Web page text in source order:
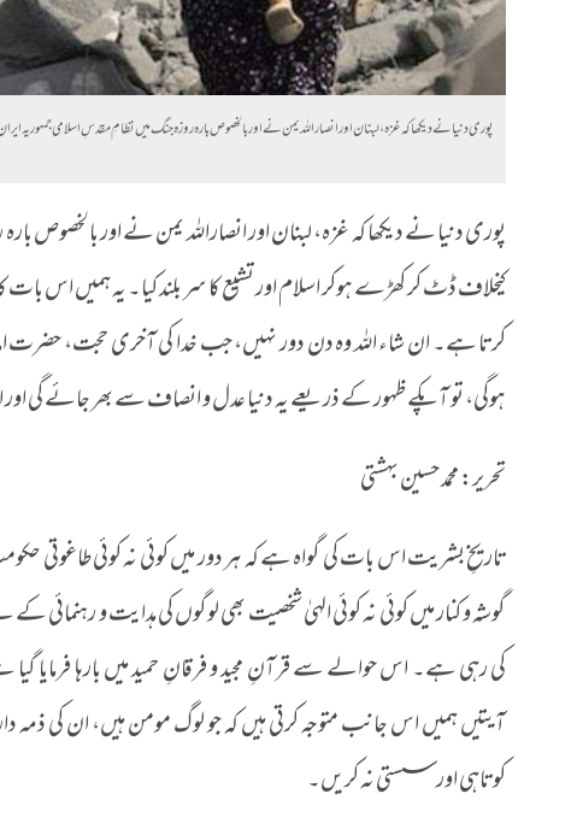
پوری دنیا نے دیکھا کہ غزہ، لبنان اور انصاراللہ یمن نے اور بالخصوص بارہ روزہ جنگ میں نظامِ مقدسِ اسلامی جمہوریہ
پوری دنیا نے دیکھا کہ غزہ، لبنان اور انصاراللہ یمن نے اور بالخصوص
کیخلاف ڈٹ کر کھڑے ہوکر اسلام اور تشیع کا سر بلند کیا۔ یہ ہمیں اس بات
کرتا ہے۔ ان شاء اللہ وہ دن دور نہیں، جب خدا کی آخری حجت، حضرت
ہوگی، تو آپکے ظہور کے ذریعے یہ دنیا عدل و انصاف سے بھر جائے گی اور
تحریر: محمد حسین بہشتی
تاریخِ بشریت اس بات کی گواہ ہے کہ ہر دور میں کوئی نہ کوئی طاغوتی
گوشہ و کنار میں کوئی نہ کوئی الہیٰ شخصیت بھی لوگوں کی ہدایت و
کی رہی ہے۔ اس حوالے سے قرآنِ مجید و فرقانِ حمید میں بارہا فرمایا گیا
آیتیں ہمیں اس جانب متوجہ کرتی ہیں کہ جو لوگ مومن ہیں، ان کی ذمہ
کوتاہی اور سستی نہ کریں۔